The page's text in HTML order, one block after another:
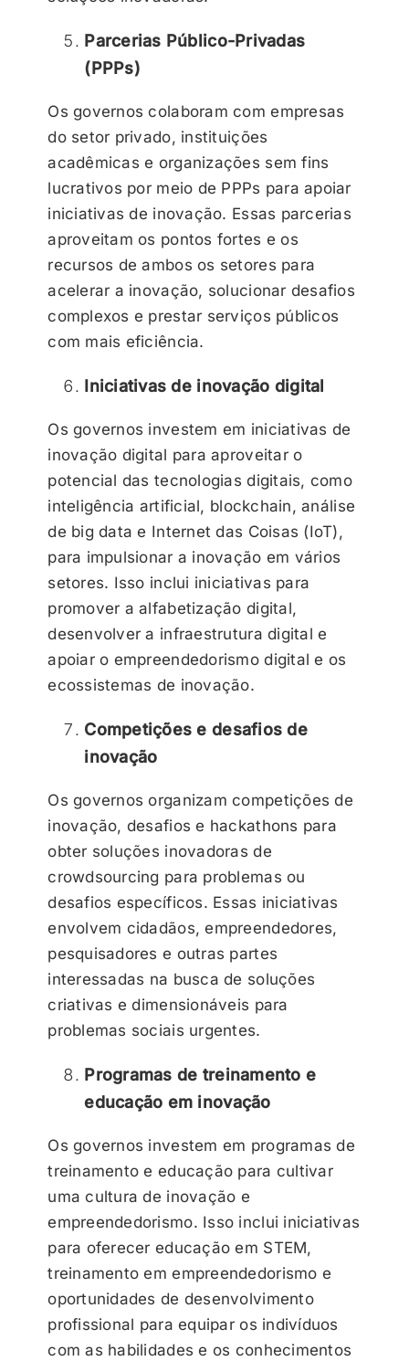
Parcerias Público-Privadas
(PPPs)
Os governos colaboram com empresas
do setor privado, instituições
acadêmicas e organizações sem fins
lucrativos por meio de PPPs para apoiar
iniciativas de inovação. Essas parcerias
aproveitam os pontos fortes e os
recursos de ambos os setores para
acelerar a inovação, solucionar desafios
complexos e prestar serviços públicos
com mais eficiência.
Iniciativas de inovação digital
Os governos investem em iniciativas de
inovação digital para aproveitar o
potencial das tecnologias digitais, como
inteligência artificial, blockchain, análise
de big data e Internet das Coisas (IoT),
para impulsionar a inovação em vários
setores. Isso inclui iniciativas para
promover a alfabetização digital,
desenvolver a infraestrutura digital e
apoiar o empreendedorismo digital e os
ecossistemas de inovação.
Competições e desafios de
inovação
Os governos organizam competições de
inovação, desafios e hackathons para
obter soluções inovadoras de
crowdsourcing para problemas ou
desafios específicos. Essas iniciativas
envolvem cidadãos, empreendedores,
pesquisadores e outras partes
interessadas na busca de soluções
criativas e dimensionáveis para
problemas sociais urgentes.
Programas de treinamento e
educação em inovação
Os governos investem em programas de
treinamento e educação para cultivar
uma cultura de inovação e
empreendedorismo. Isso inclui iniciativas
para oferecer educação em STEM,
treinamento em empreendedorismo e
oportunidades de desenvolvimento
profissional para equipar os indivíduos
com as habilidades e os conhecimentos